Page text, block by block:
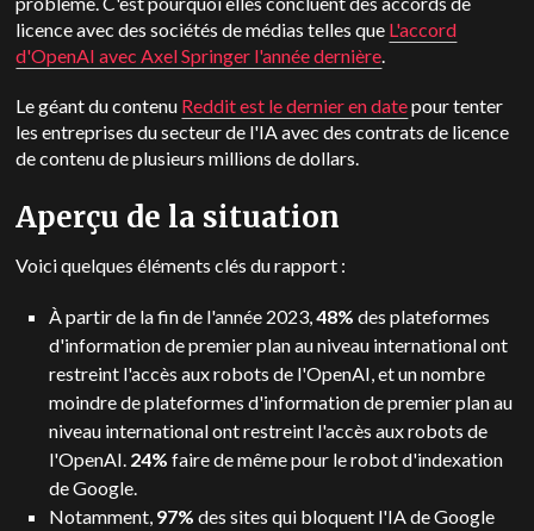
licence avec des sociétés de médias telles que L'accord
d'OpenAI avec Axel Springer l'année dernière.
Le géant du contenu Reddit est le dernier en datepour tenter
les entreprises du secteur de l'IA avec des contrats de licence
de contenu de plusieurs millions de dollars.
Aperçu de la situation
Voici quelques éléments clés du rapport :
À partir de la fin de l'année 2023,48% des plateformes
d'information de premier plan au niveau international ont
restreint l'accès aux robots de l'OpenAI, et un nombre
moindre de plateformes d'information de premier plan au
niveau international ont restreint l'accès aux robots de
l'OpenAI. 24% faire de même pour le robot d'indexation
de Google.
Notamment, 97% des sites qui bloquent l'IA de Google